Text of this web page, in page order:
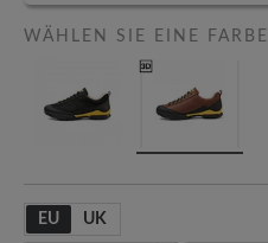
WÄHLEN SIE EINE FARBE
EU UK